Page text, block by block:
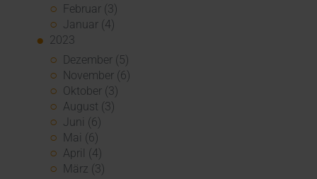
Februar (3)
Januar (4)
2023
Dezember (5)
November (6)
Oktober (3)
August (3)
Juni (6)
Mai (6)
April (4)
März (3)